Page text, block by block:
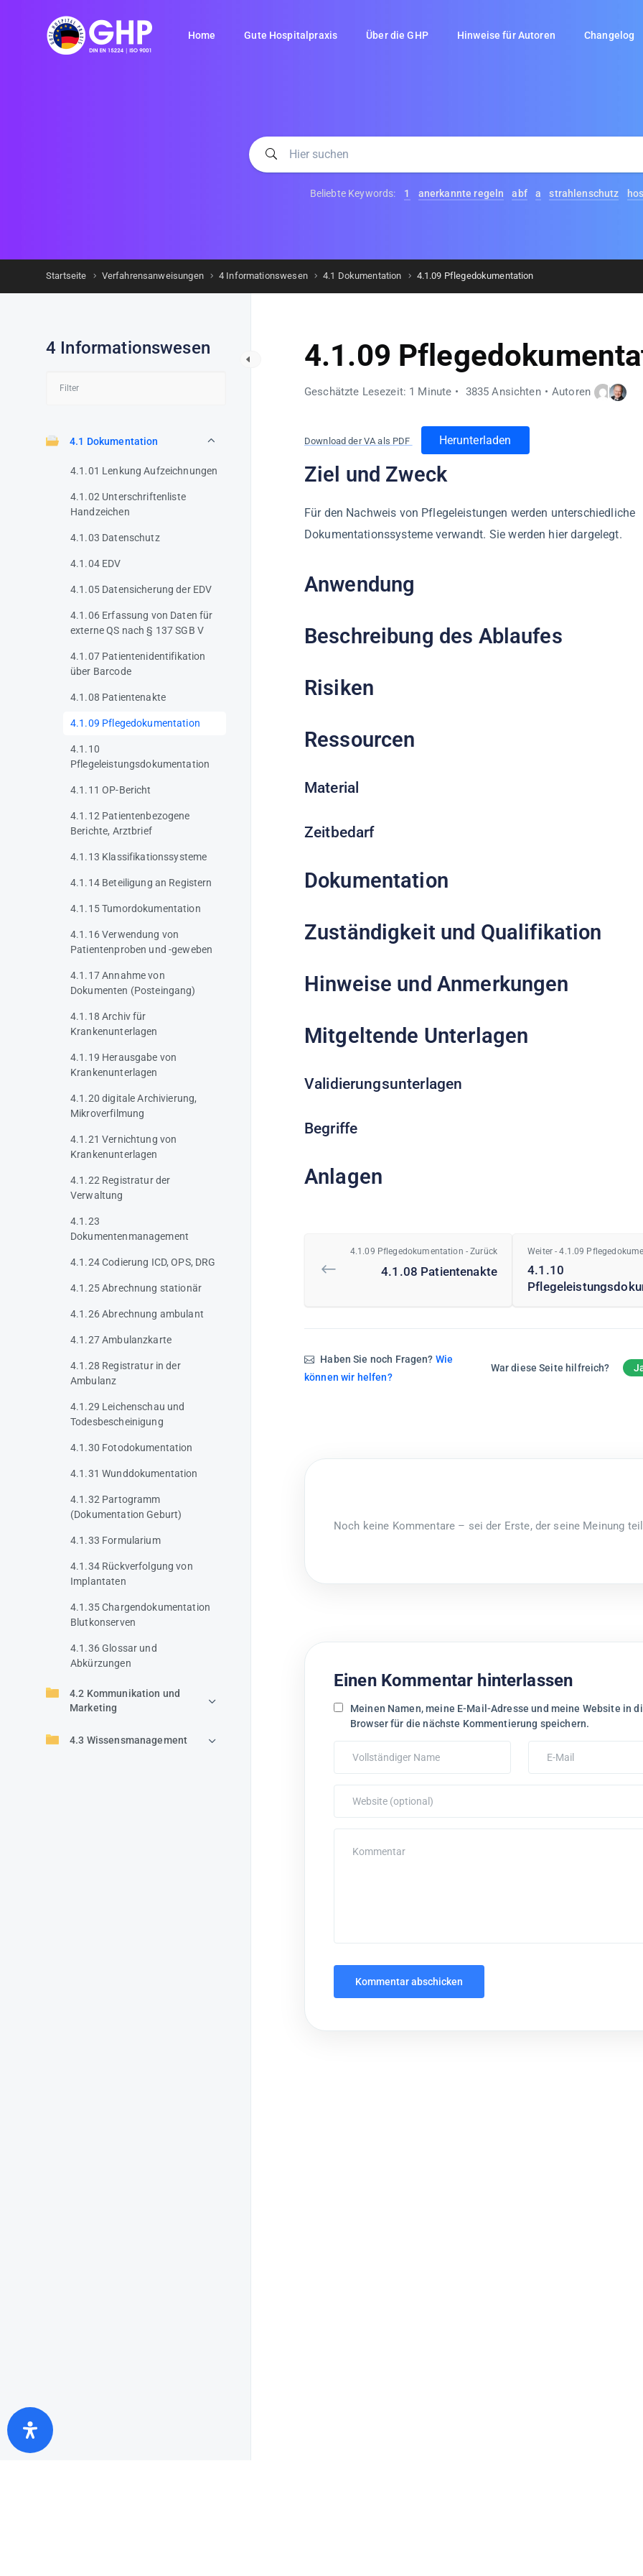
Home Gute Hospitalpraxis Über die GHP Hinweise für Autoren Changelog
Beliebte Keywords: 1 anerkannte regeln abf a strahlenschutz
Startseite Verfahrensanweisungen 4 Informationswesen 4.1 Dokumentation 4.1.09 Pflegedokumentation
4 Informationswesen
4.1 Dokumentation
4.1.01 Lenkung Aufzeichnungen
4.1.02 Unterschriftenliste
Handzeichen
4.1.03 Datenschutz
4.1.04 EDV
4.1.05 Datensicherung der EDV
4.1.06 Erfassung von Daten für
externe QS nach § 137 SGB V
4.1.07 Patientenidentifikation
über Barcode
4.1.08 Patientenakte
4.1.09 Pflegedokumentation
4.1.10
Pflegeleistungsdokumentation
4.1.11 OP-Bericht
4.1.12 Patientenbezogene
Berichte, Arztbrief
4.1.13 Klassifikationssysteme
4.1.14 Beteiligung an Registern
4.1.15 Tumordokumentation
4.1.16 Verwendung von
Patientenproben und -geweben
4.1.17 Annahme von
Dokumenten (Posteingang)
4.1.18 Archiv für
Krankenunterlagen
4.1.19 Herausgabe von
Krankenunterlagen
4.1.20 digitale Archivierung,
Mikroverfilmung
4.1.21 Vernichtung von
Krankenunterlagen
4.1.22 Registratur der
Verwaltung
4.1.23
Dokumentenmanagement
4.1.24 Codierung ICD, OPS, DRG
4.1.25 Abrechnung stationär
4.1.26 Abrechnung ambulant
4.1.27 Ambulanzkarte
4.1.28 Registratur in der
Ambulanz
4.1.29 Leichenschau und
Todesbescheinigung
4.1.30 Fotodokumentation
4.1.31 Wunddokumentation
4.1.32 Partogramm
(Dokumentation Geburt)
4.1.33 Formularium
4.1.34 Rückverfolgung von
Implantaten
4.1.35 Chargendokumentation
Blutkonserven
4.1.36 Glossar und
Abkürzungen
4.2 Kommunikation und
Marketing
4.3 Wissensmanagement
4.1.09
Geschätzte Lesezeit: 1 Minute 3835 Ansichten Autoren
Download der VA als PDF Herunterladen
Ziel und Zweck
Für den Nachweis von Pflegeleistungen werden unterschiedliche
Dokumentationssysteme verwandt. Sie werden hier dargelegt.
Anwendung
Beschreibung des Ablaufes
Risiken
Ressourcen
Material
Zeitbedarf
Dokumentation
Zuständigkeit und Qualifikation
Hinweise und Anmerkungen
Mitgeltende Unterlagen
Validierungsunterlagen
Begriffe
Anlagen
4.1.09 Pflegedokumentation - Zurück
4.1.08 Patientenakte
Weiter - 4.1.09
4.1.10
Haben Sie noch Fragen? Wie
können wir helfen?
War diese Seite hilfreich?
Noch keine Kommentare – sei der Erste, der seine Meinung
Einen Kommentar hinterlassen
Meinen Namen, meine E-Mail-Adresse und meine Website in
Browser für die nächste Kommentierung speichern.